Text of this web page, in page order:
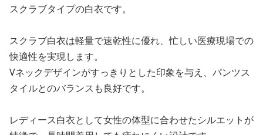
スクラブタイプの白衣です。
スクラブ白衣は軽量で速乾性に優れ、忙しい医療現場での
快適性を実現します。
Vネックデザインがすっきりとした印象を与え、パンツス
タイルとのバランスも良好です。
レディース白衣として女性の体型に合わせたシルエットが